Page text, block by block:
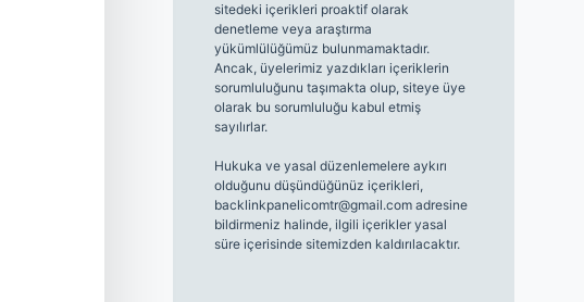
sitedeki içerikleri proaktif olarak
denetleme veya araştırma
yükümlülüğümüz bulunmamaktadır.
Ancak, üyelerimiz yazdıkları içeriklerin
sorumluluğunu taşımakta olup, siteye üye
olarak bu sorumluluğu kabul etmiş
sayılırlar.
Hukuka ve yasal düzenlemelere aykırı
olduğunu düşündüğünüz içerikleri,
backlinkpanelicomtr@gmail.comadresine
bildirmeniz halinde, ilgili içerikler yasal
süre içerisinde sitemizden kaldırılacaktır.